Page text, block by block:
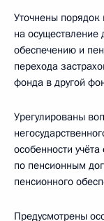
Уточнены порядок
на осуществление
обеспечению и
перехода
фонда в другой
Урегулированы
особенности
по пенсионным
пенсионного
Предусмотрены